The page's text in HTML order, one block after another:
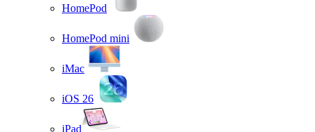
HomePod
HomePod mini
iMac
iOS 26
iPad